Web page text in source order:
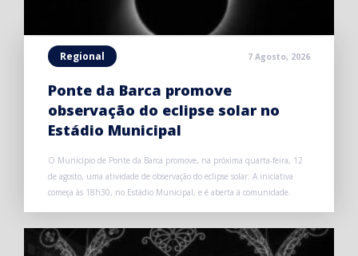
Regional 7 Agosto, 2026
Ponte da Barca promove
observação do eclipse solar no
Estádio Municipal
O Município de Ponte da Barca promove, na próxima quarta-feira, 12
de agosto, uma atividade de observação do eclipse solar. A iniciativa
começa às 18h30, no Estádio Municipal, e é aberta à comunidade.